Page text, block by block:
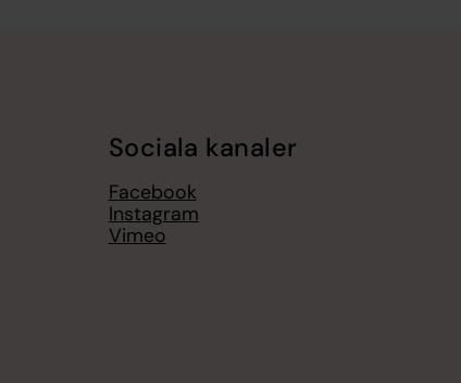
Sociala kanaler
Facebook
Instagram
Vimeo